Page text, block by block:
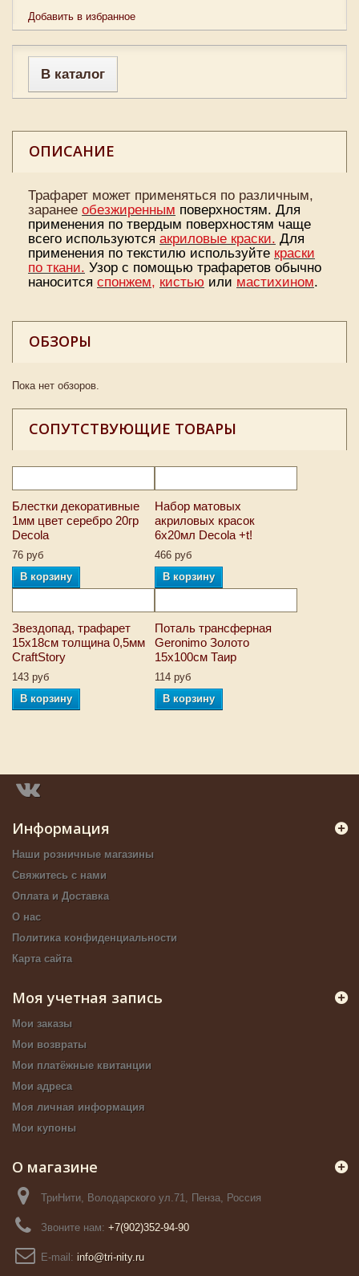
Добавить в избранное
В каталог
ОПИСАНИЕ
Трафарет может применяться по различным,
заранее обезжиренным поверхностям. Для
применения по твердым поверхностям чаще
всего используются акриловые краски. Для
применения по текстилю используйте краски
по ткани. Узор с помощью трафаретов обычно
наносится спонжем, кистью или мастихином.
ОБЗОРЫ
Пока нет обзоров.
СОПУТСТВУЮЩИЕ ТОВАРЫ
Блестки декоративные
1мм цвет серебро 20гр
Decola
76 руб
В корзину
Набор матовых
акриловых красок
6х20мл Decola +t!
466 руб
В корзину
Звездопад, трафарет
15х18см толщина 0,5мм
CraftStory
143 руб
В корзину
Поталь трансферная
Geronimo Золото
15х100см Таир
114 руб
В корзину
Информация
Наши розничные магазины
Свяжитесь с нами
Оплата и Доставка
О нас
Политика конфиденциальности
Карта сайта
Моя учетная запись
Мои заказы
Мои возвраты
Мои платёжные квитанции
Мои адреса
Моя личная информация
Мои купоны
О магазине
ТриНити, Володарского ул.71, Пенза, Россия
Звоните нам: +7(902)352-94-90
E-mail: info@tri-nity.ru